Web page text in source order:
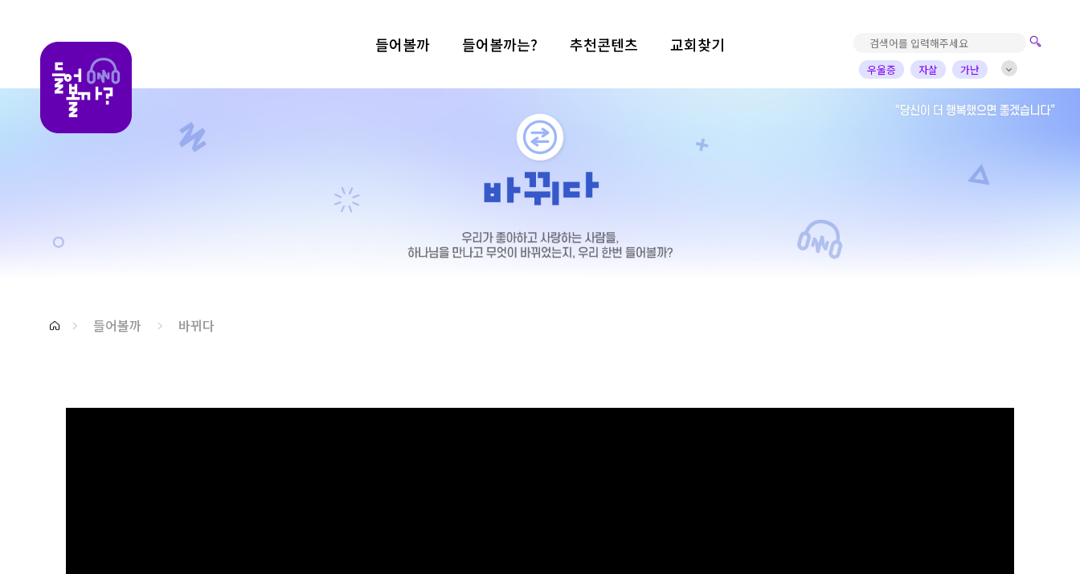
들어볼까 들어볼까는? 추천콘텐츠 교회찾기
우울증 자살
가난
진로고민
가정의아픔
부부 배우
가수
돌아온탕자
들어볼까 바뀌다